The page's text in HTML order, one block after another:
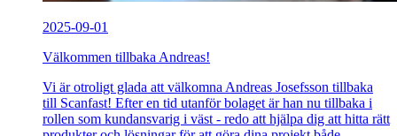
2025-09-01
Välkommen tillbaka Andreas!
Vi är otroligt glada att välkomna Andreas Josefsson tillbaka
till Scanfast! Efter en tid utanför bolaget är han nu tillbaka i
rollen som kundansvarig i väst - redo att hjälpa dig att hitta rätt